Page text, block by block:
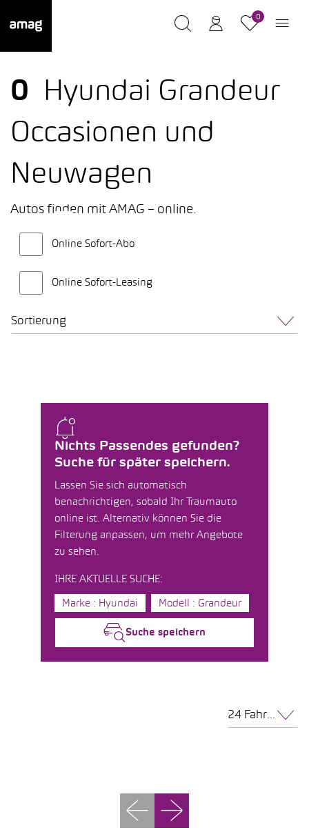
0
0
Hyundai Grandeur
Occasionen und
Neuwagen
Autos finden mit AMAG – online.
Online Sofort-Abo
Online Sofort-Leasing
Sortierung
Nichts Passendes gefunden?
Suche für später speichern.
Lassen Sie sich automatisch
benachrichtigen, sobald Ihr Traumauto
online ist. Alternativ können Sie die
Filterung anpassen, um mehr Angebote
zu sehen.
IHRE AKTUELLE SUCHE:
Marke : Hyundai Modell : Grandeur
Suche speichern
24 Fahrzeuge pro Seite